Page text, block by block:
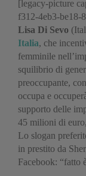
[legacy-picture
f312-4eb3-be18-
Lisa Di Sevo
Italia, che
femminile
squilibrio di
preoccupante,
occupa e
supporto delle
45 milioni di
Lo slogan
in prestito da
Facebook: “fatto